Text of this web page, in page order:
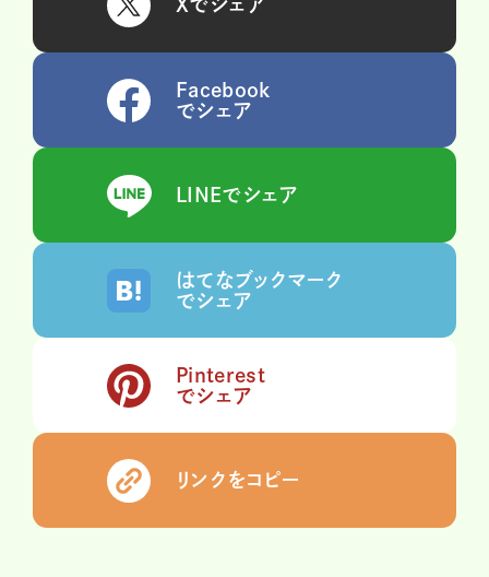
Xでシェア
Facebook
でシェア
LINEでシェア
はてなブックマーク
でシェア
Pinterest
でシェア
リンクをコピー